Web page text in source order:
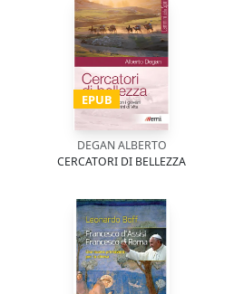
EPUB
DEGAN ALBERTO
CERCATORI DI BELLEZZA